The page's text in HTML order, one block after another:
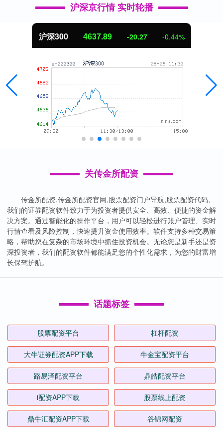
沪深京行情 实时轮播
沪深300 4637.89 -20.27 -0.44%
关传金所配资
传金所配资,传金所配资官网,股票配资门户导航,股票配资代码,
我们的证券配资软件致力于为投资者提供安全、高效、便捷的资金解
决方案。通过智能化的操作平台，用户可以轻松进行账户管理、实时
行情查看及风险控制，快速提升资金使用效率。软件支持多种交易策
略，帮助您在复杂的市场环境中抓住投资机会。无论您是新手还是资
深投资者，我们的配资软件都能满足您的个性化需求，为您的财富增
长保驾护航。
话题标签
股票配资平台 杠杆配资
大牛证券配资APP下载 牛金宝配资平台
路易泽配资平台 鼎皓配资平台
i配资APP下载 股票线上配资
鼎牛汇配资APP下载 谷锦网配资